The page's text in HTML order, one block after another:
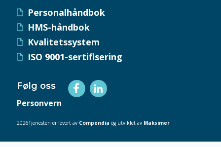
Personalhåndbok
HMS-håndbok
Kvalitetssystem
ISO 9001-sertifisering
Følg oss
Personvern
2026Tjenesten er levert av Compendia og utviklet av Maksimer